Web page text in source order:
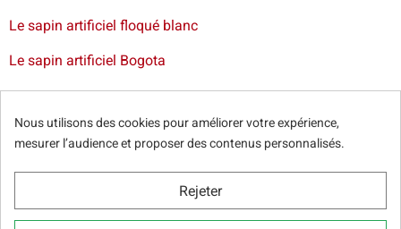
Le sapin artificiel floqué blanc
Le sapin artificiel Bogota
Paris-Livraison de votre sapin à Nantes-Livraison de
sapin artificiel à Bordeaux
© Sapins.fr 2025 -Conditions générales-Politique de
Nous utilisons des cookies pour améliorer votre expérience,
mesurer l’audience et proposer des contenus personnalisés.
Rejeter